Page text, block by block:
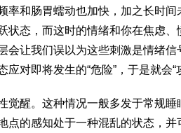
率和肠胃蠕动也加快，加之长时
状态，而这时的情绪和你在焦虑
会让我们误以为这些刺激是情绪
对即将发生的“危险”，于是就会“
觉醒。这种情况一般多发于常规
点的感知处于一种混乱的状态，并